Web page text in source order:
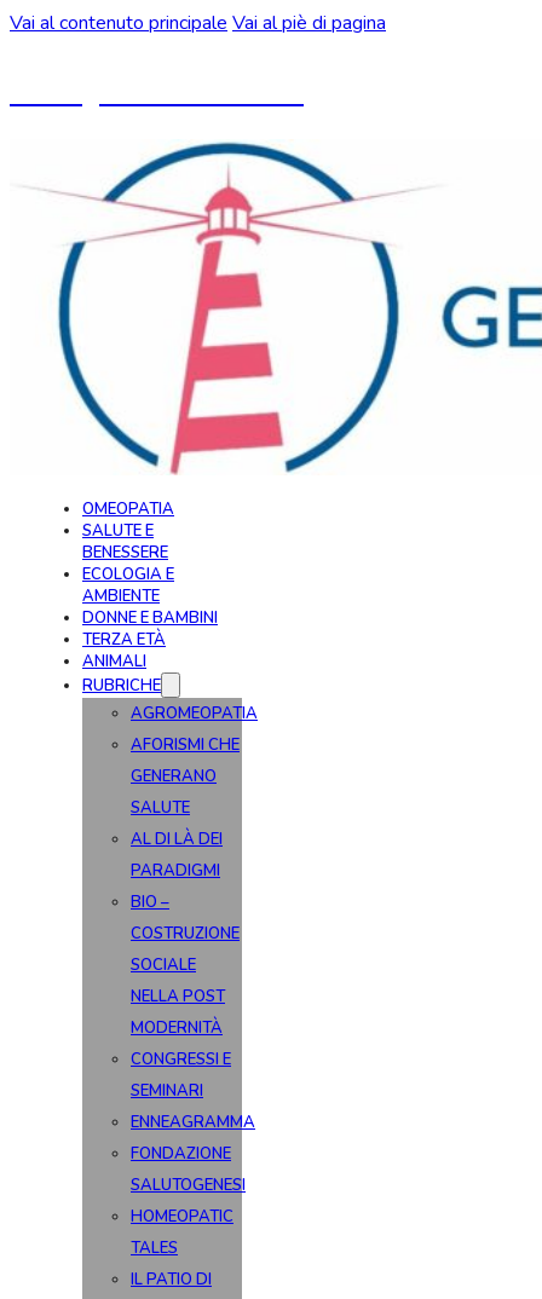
Vai al contenuto principale Vai al piè di pagina
OMEOPATIA
SALUTE E
BENESSERE
ECOLOGIA E
AMBIENTE
DONNE E BAMBINI
TERZA ETÀ
ANIMALI
RUBRICHE
AGROMEOPATIA
AFORISMI CHE
GENERANO
SALUTE
AL DI LÀ DEI
PARADIGMI
BIO –
COSTRUZIONE
SOCIALE
NELLA POST
MODERNITÀ
CONGRESSI E
SEMINARI
ENNEAGRAMMA
FONDAZIONE
SALUTOGENESI
HOMEOPATIC
TALES
IL PATIO DI